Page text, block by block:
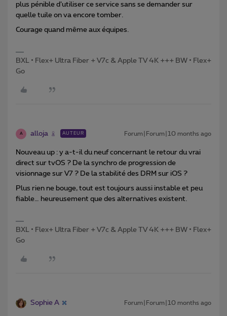
plus pénible d’utiliser ce service sans se demander sur
quelle tuile on va encore tomber.
Courage quand même aux équipes.
BXL • Flex+ Ultra Fiber + V7c & Apple TV 4K +++ BW • Flex+
Go
A alloja AUTEUR Forum|Forum|10 months ago
Nouveau up : y a-t-il du neuf concernant le retour du vrai
direct sur tvOS ? De la synchro de progression de
visionnage sur V7 ? De la stabilité des DRM sur iOS ?
Plus rien ne bouge, tout est toujours aussi instable et peu
fiable… heureusement que des alternatives existent.
BXL • Flex+ Ultra Fiber + V7c & Apple TV 4K +++ BW • Flex+
Go
Sophie A Forum|Forum|10 months ago